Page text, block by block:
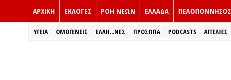
ΑΡΧΙΚΗ ΕΚΛΟΓΈΣ ΡΟΗ ΝΕΩΝ ΕΛΛΑΔΑ ΠΕΛΟΠΟΝΝΗΣΟΣ
ΥΓΕΙΑ ΟΜΟΓΕΝΕΙΣ ΈΛΛΗ...ΝΕΣ ΠΡΌΣΩΠΑ PODCASTS ΑΓΓΕΛΙΕΣ